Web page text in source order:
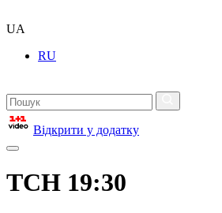
UA
RU
Відкрити у додатку
ТСН 19:30